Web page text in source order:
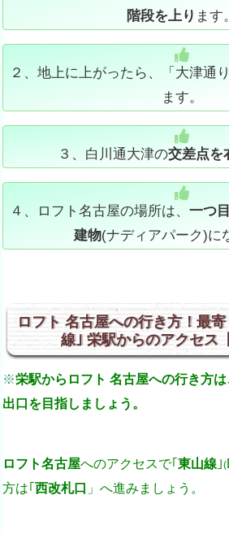
階段を上り ます。
２、地上に上がったら、「大津通
ます。
３、白川通大津の交差点を
４、ロフト名古屋の場所は、 一つ
建物(ナディアパーク)に
ロフト 名古屋への行き方！最
線｣ 栄駅からのアクセス
※栄駅からロフト 名古屋への行き方
出口を目指しましょう。
ロフト名古屋へのアクセスで｢ 東山線 ｣(
方は｢ 西改札口 」へ進みましょう。